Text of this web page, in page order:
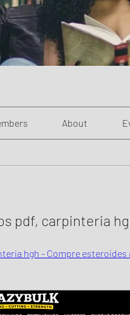
About
pdf, carpinteria
hgh - Compre esteroides